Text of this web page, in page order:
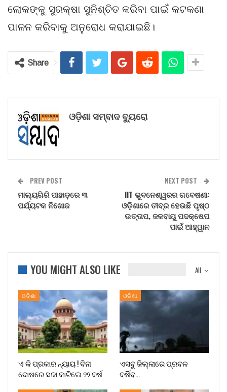
ଲୋକଙ୍କୁ ସୁରକ୍ଷା ସୁନିଶ୍ଚିତ କରିବା ପାଇଁ କଟକଣା
ପାଳନ କରିବାକୁ ଅନୁରୋଧ କରାଯାଇଛି।
Share
ଓଡ଼ିଶା ସମ୍ବାଦ ବ୍ୟୁରୋ
PREV POST
ମାଲ୍ୟଗିରି ପାହାଡ଼ରେ ୩
ପର୍ଯ୍ୟଟକ ନିଖୋଜ
NEXT POST
IIT ଭୁବନେଶ୍ୱରର ଗବେଷଣା:
ଓଡ଼ିଶାରେ ତୀବ୍ର ହେଉଛି ପୃଷ୍ଠ
ଉତ୍ତାପ, ଜଳବାୟୁ ପଦକ୍ଷେପ
ପାଇଁ ଆହ୍ୱାନ
All
YOU MIGHT ALSO LIKE
ଓଡିଶା
ଏ କି ପ୍ରକାର ନ୍ୟାୟ ! ବିନା
ଦୋଷରେ ସଜା କାଟିଲେ ୨୨ ବର୍ଷ
ଓଡିଶା
ଏସବୁ ଜିଲ୍ଲାରେ ପ୍ରବଳ
ବର୍ଷିବ…